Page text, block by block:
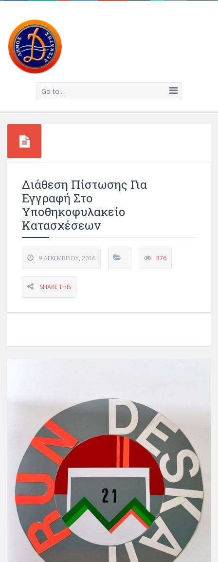
Go to...
Διάθεση Πίστωσης Για
Εγγραφή Στο
Υποθηκοφυλακείο
Κατασχέσεων
9 ΔΕΚΕΜΒΡΊΟΥ, 2016 376
SHARE THIS